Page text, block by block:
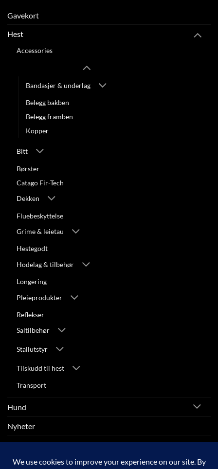
Gavekort
Hest
Accessories
Bandasjer & underlag
Belegg bakben
Belegg framben
Kopper
Bitt
Børster
Catago Fir-Tech
Dekken
Fluebeskyttelse
Grime & leietau
Hestegodt
Hodelag & tilbehør
Longering
Pleieprodukter
Reflekser
Saltilbehør
Stallutstyr
Tilskudd til hest
Transport
Hund
Nyheter
Rytter
SALG